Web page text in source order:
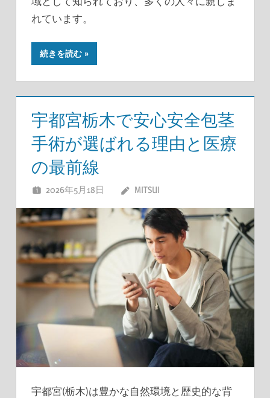
れています。
続きを読む
宇都宮栃木で安心安全包茎
手術が選ばれる理由と医療
の最前線
2026年5月18日 MITSUI
宇都宮(栃木)は豊かな自然環境と歴史的な背